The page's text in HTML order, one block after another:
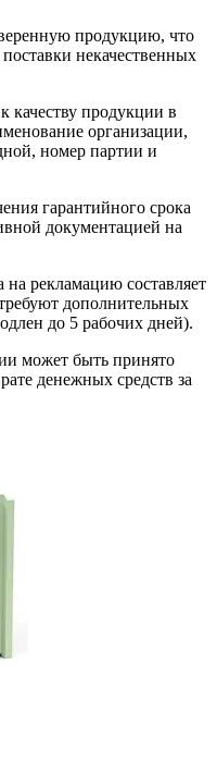
продукцию, что
некачественных
качеству продукции в
организации,
номер партии и
гарантийного срока
документацией на
рекламацию составляет
дополнительных
до 5 рабочих дней).
может быть принято
денежных средств за